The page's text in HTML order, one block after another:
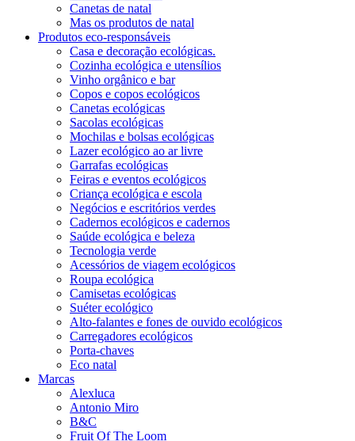
Canetas de natal
Mas os produtos de natal
Produtos eco-responsáveis
Casa e decoração ecológicas.
Cozinha ecológica e utensílios
Vinho orgânico e bar
Copos e copos ecológicos
Canetas ecológicas
Sacolas ecológicas
Mochilas e bolsas ecológicas
Lazer ecológico ao ar livre
Garrafas ecológicas
Feiras e eventos ecológicos
Criança ecológica e escola
Negócios e escritórios verdes
Cadernos ecológicos e cadernos
Saúde ecológica e beleza
Tecnologia verde
Acessórios de viagem ecológicos
Roupa ecológica
Camisetas ecológicas
Suéter ecológico
Alto-falantes e fones de ouvido ecológicos
Carregadores ecológicos
Porta-chaves
Eco natal
Marcas
Alexluca
Antonio Miro
B&C
Fruit Of The Loom